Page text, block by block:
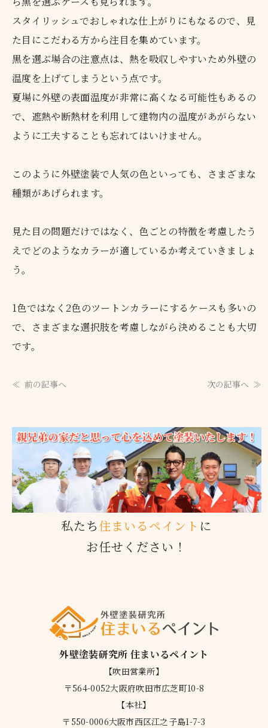
スタイリッシュでおしゃれな仕上がりにもなるので、見
た目にこだわる方から注目を集めています。
黒を選ぶ場合の注意点は、熱を吸収しやすいため外壁の
温度を上げてしまうという点です。
夏場に外壁の表面温度が非常に高くなる可能性もあるの
で、遮熱や断熱材を利用して建物内の温度があがらない
ように工夫することも忘れてはいけません。
このように外壁塗装で人気の色といっても、さまざまな
種類があげられます。
見た目の問題だけではなく、色ごとの特徴を考慮したう
えでどのようなカラーが適しているか考えていきましょ
う。
1色ではなく2色のツートンカラーにするケースも多いの
で、さまざまな選択肢を考慮しながら決めることも大切
です。
前の記事へ 次の記事へ
私たち住まいるペイント に
お任せください！
外壁塗装研究所 住まいるペイント
【吹田営業所】
〒564-0052大阪府吹田市広芝町10-8
【本社】
〒550-0006大阪市西区江之子島1-7-3